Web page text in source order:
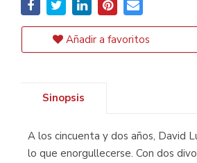
Añadir a favoritos
Sinopsis
A los cincuenta y dos años, David
lo que enorgullecerse. Con dos